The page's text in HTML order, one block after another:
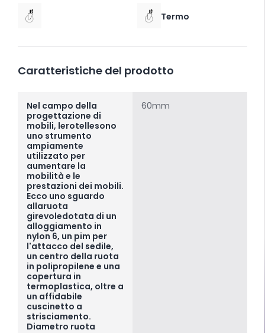
Termo
Caratteristiche del prodotto
Nel campo della
progettazione di
mobili, lerotellesono
uno strumento
ampiamente
utilizzato per
aumentare la
mobilità e le
prestazioni dei mobili.
Ecco uno sguardo
allaruota
girevoledotata di un
alloggiamento in
nylon 6, un pim per
l'attacco del sedile,
un centro della ruota
in polipropilene e una
copertura in
termoplastica, oltre a
un affidabile
cuscinetto a
strisciamento.
Diametro ruota
60mm